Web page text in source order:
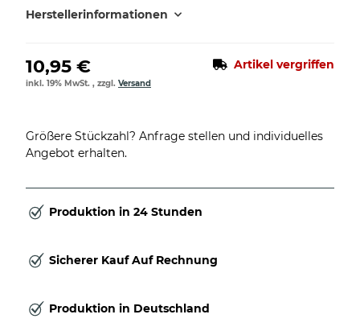
Herstellerinformationen
10,95 € Artikel vergriffen
inkl. 19% MwSt. , zzgl. Versand
Größere Stückzahl? Anfrage stellen und individuelles
Angebot erhalten.
Produktion in 24 Stunden
Sicherer Kauf Auf Rechnung
Produktion in Deutschland